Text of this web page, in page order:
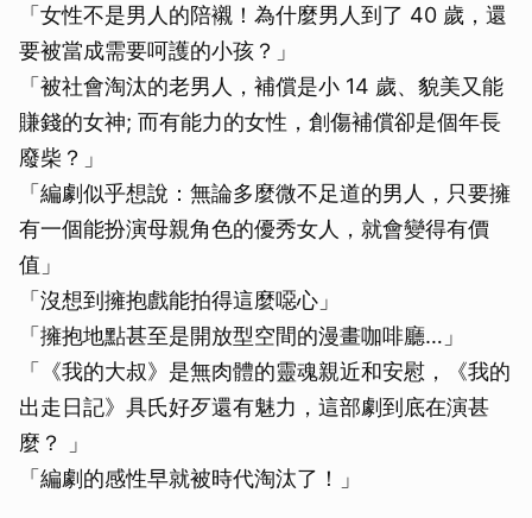
「女性不是男人的陪襯！為什麼男人到了 40 歲，還
要被當成需要呵護的小孩？」
「被社會淘汰的老男人，補償是小 14 歲、貌美又能
賺錢的女神; 而有能力的女性，創傷補償卻是個年長
廢柴？」
「編劇似乎想說：無論多麼微不足道的男人，只要擁
有一個能扮演母親角色的優秀女人，就會變得有價
值」
「沒想到擁抱戲能拍得這麼噁心」
「擁抱地點甚至是開放型空間的漫畫咖啡廳…」
「《我的大叔》是無肉體的靈魂親近和安慰，《我的
出走日記》具氏好歹還有魅力，這部劇到底在演甚
麼？ 」
「編劇的感性早就被時代淘汰了！」